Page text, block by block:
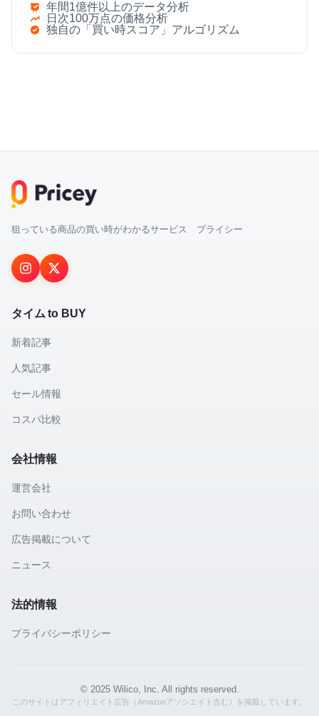
年間1億件以上のデータ分析
日次100万点の価格分析
独自の「買い時スコア」アルゴリズム
狙っている商品の買い時がわかるサービス プライシー
タイム to BUY
新着記事
人気記事
セール情報
コスパ比較
会社情報
運営会社
お問い合わせ
広告掲載について
ニュース
法的情報
プライバシーポリシー
© 2025 Wilico, Inc. All rights reserved.
このサイトはアフィリエイト広告（Amazonアソシエイト含む）を掲載しています。